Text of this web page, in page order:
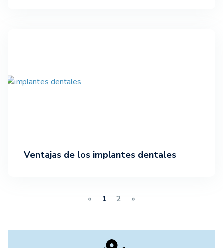
Ventajas de los implantes dentales
« 1 2 »